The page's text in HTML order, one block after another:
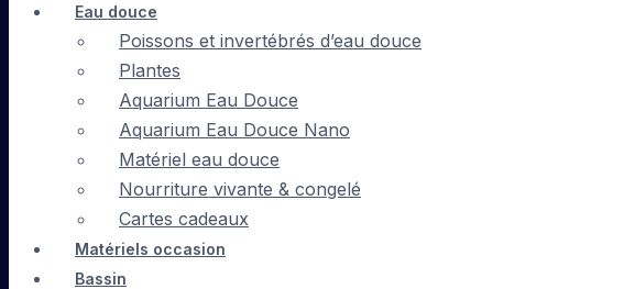
Eau douce
Poissons et invertébrés d’eau douce
Plantes
Aquarium Eau Douce
Aquarium Eau Douce Nano
Matériel eau douce
Nourriture vivante & congelé
Cartes cadeaux
Matériels occasion
Bassin